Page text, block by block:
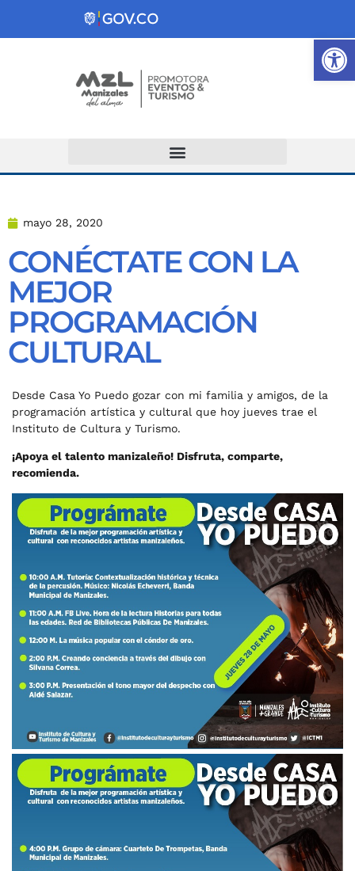
mayo 28, 2020
CONÉCTATE CON LA
MEJOR
PROGRAMACIÓN
CULTURAL
Desde Casa Yo Puedo gozar con mi familia y amigos, de la
programación artística y cultural que hoy jueves trae el
Instituto de Cultura y Turismo.
¡Apoya el talento manizaleño! Disfruta, comparte,
recomienda.